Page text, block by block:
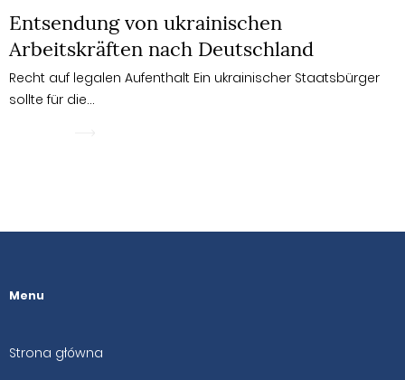
Entsendung von ukrainischen
Arbeitskräften nach Deutschland
Recht auf legalen Aufenthalt Ein ukrainischer Staatsbürger
sollte für die…
Menu
Strona główna